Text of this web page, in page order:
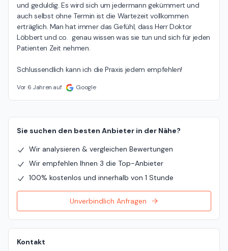
und geduldig. Es wird sich um jedermann gekümmert und
auch selbst ohne Termin ist die Wartezeit vollkommen
erträglich. Man hat immer das Gefühl, dass Herr Doktor
Löbbert und co.  genau wissen was sie tun und sich für jeden
Patienten Zeit nehmen.
Schlussendlich kann ich die Praxis jedem empfehlen!
Vor 6 Jahren auf Google
Sie suchen den besten Anbieter in der Nähe?
Wir analysieren & vergleichen Bewertungen
Wir empfehlen Ihnen 3 die Top-Anbieter
100% kostenlos und innerhalb von 1 Stunde
Unverbindlich Anfragen
Kontakt